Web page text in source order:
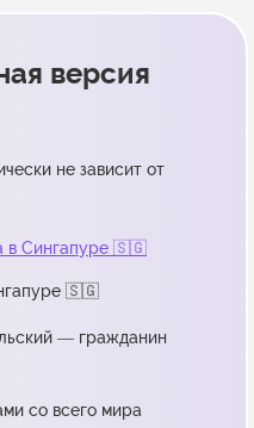
версия
не зависит от
в Сингапуре 🇸🇬
🇸🇬
— гражданин
со всего мира